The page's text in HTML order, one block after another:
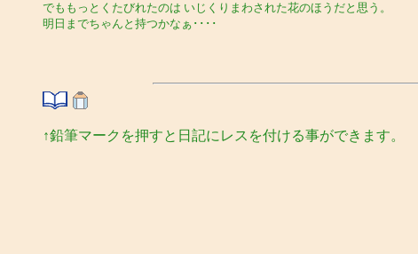
でももっとくたびれたのは いじくりまわされた花のほうだと思う。
明日までちゃんと持つかなぁ････
↑鉛筆マークを押すと日記にレスを付ける事ができます。